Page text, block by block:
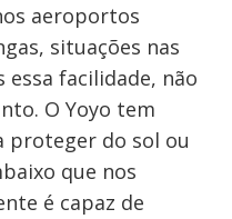
aeroportos
situações nas
essa facilidade, não
O Yoyo tem
proteger do sol ou
que nos
é capaz de